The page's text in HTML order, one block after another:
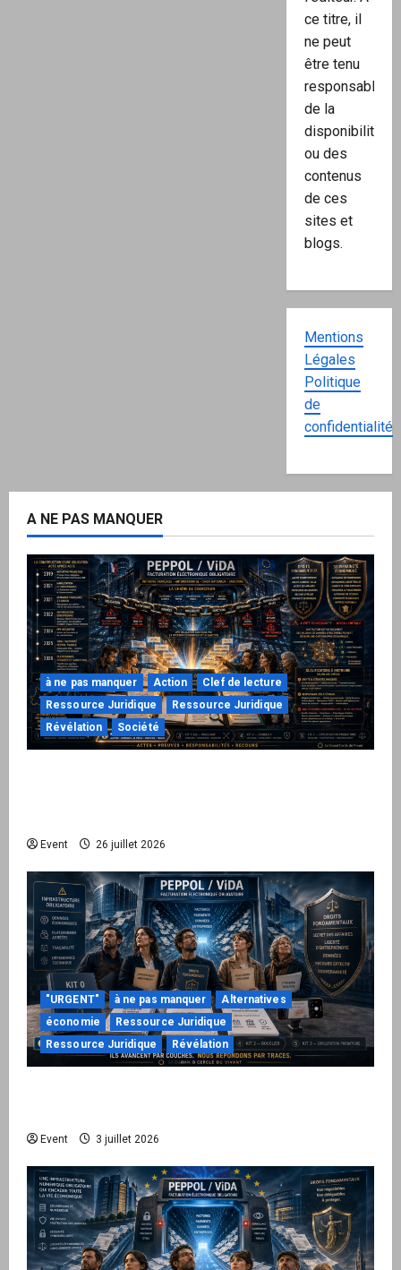
ce titre, il
ne peut
être tenu
responsable
de la
disponibilité
ou des
contenus
de ces
sites et
blogs.
Mentions
Légales
Politique
de
confidentialité
A NE PAS MANQUER
à ne pas manquer Action
Clef de lecture
Ressource Juridique
Ressource Juridique
Révélation
Société
Event 26 juillet 2026
"URGENT" à ne pas manquer
Alternatives
économie
Ressource Juridique
Ressource Juridique
Révélation
Event 3 juillet 2026